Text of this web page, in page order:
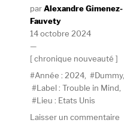
AuteurAlexandre Gimenez-
Fauvety
Publié
le
14 octobre 2024
Catégories
chronique nouveauté
Étiquettes
Année : 2024 Dummy,
Label : Trouble in Mind
Lieu : Etats Unis
Laisser un commentaire